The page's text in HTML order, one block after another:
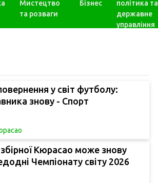
Мистецтво
та розваги
Бізнес
політика та
державне
управління
у світ футболу:
знову - Спорт
Кюрасао може знову
Чемпіонату світу 2026